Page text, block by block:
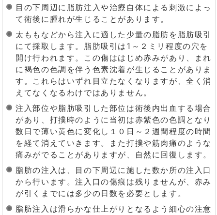
目の下周辺に脂肪注入や治療自体による刺激によっ
て術後に腫れが生じることがあります。
太ももなどから注入に適した少量の脂肪を脂肪吸引
にて採取します。脂肪吸引は1～２ミリ程度の穴を
開け行われます。この傷ははじめ赤みがあり、まれ
に褐色の色調を伴う色素沈着が生じることがありま
す。これらはいずれ目立たなくなりますが、全く消
えてなくなるわけではありません。
注入部位や脂肪吸引した部位は術後内出血する場合
があり、打撲時のように当初は赤紫色の色調となり
数日で薄い黄色に変化し１０日～２週間程度の時間
を経て消えていきます。また打撲や筋肉痛のような
痛みがでることがありますが、自然に回復します。
脂肪の注入は、目の下周辺に施した数か所の注入口
から行います。注入口の傷痕は残りませんが、赤み
が引くまでには多少の日数を必要とします。
脂肪注入は滑らかな仕上がりとなるよう細心の注意